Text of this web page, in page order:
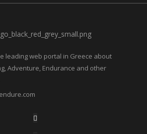
leading web portal in Greece about
Adventure, Endurance and other